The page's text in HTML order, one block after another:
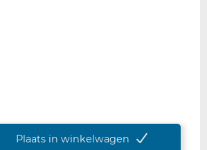
Plaats in winkelwagen